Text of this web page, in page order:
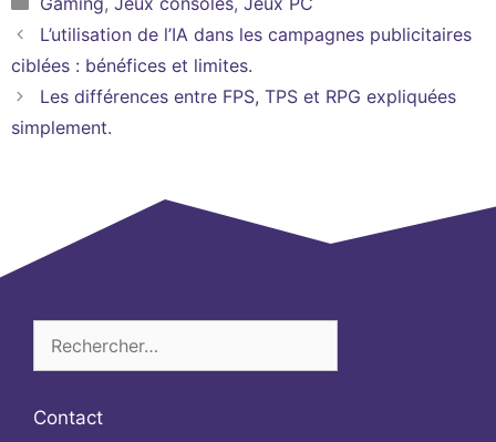
L’utilisation de l’IA dans les campagnes publicitaires
ciblées : bénéfices et limites.
Les différences entre FPS, TPS et RPG expliquées
simplement.
Contact